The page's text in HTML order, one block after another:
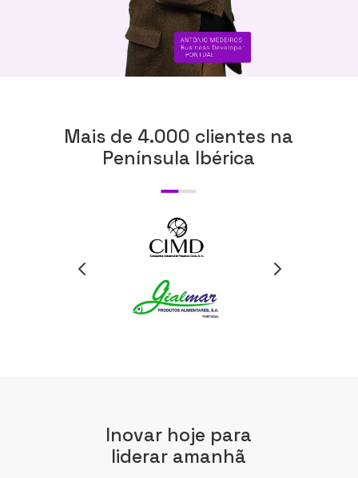
Mais de 4.000 clientes na
Península Ibérica
Inovar hoje para
liderar amanhã